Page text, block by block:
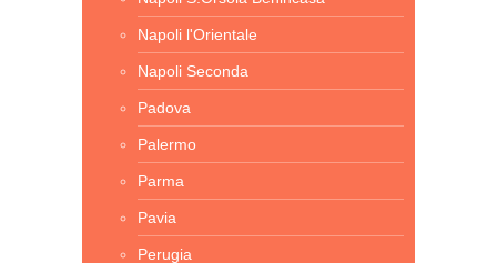
Napoli l'Orientale
Napoli Seconda
Padova
Palermo
Parma
Pavia
Perugia